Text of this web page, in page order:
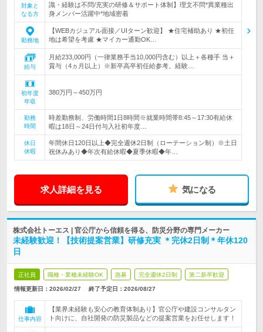
対象と
なる方
識・経験は不問/充実の研修＆サポート体制】理文不問*異業種出
身メンバー活躍中*地域密着
勤務地
【WEBカジュアル面接／UIターン歓迎】 ★住宅補助あり ★初任
地は希望を考慮 ★マイカー通勤OK…
給与
月給233,000円（一律業務手当10,000円含む）以上＋各種手 当＋
賞与（4ヵ月以上）※新卒高卒初任給参考。経験…
初年度
年収
380万円～450万円
勤務
時間
時差勤務制、労働時間1日8時間※就業時間帯8:45～17:30有給休
暇は18日～24日付与入社初年度…
休日
休暇
年間休日120日以上◆完全週休2日制（ローテーション制）※土日
祝休みあり◆年次有給休暇◆夏季休暇◆年…
求人詳細を見る 気になる
株式会社トーエス | 官公庁から信頼を得る、防災分野の専門メーカー
未経験歓迎！【技術提案営業】研修充実 ＊完休2日制＊年休120
日
正社員 職種・業種未経験OK 急募 完全週休2日制 第二新卒歓迎
情報更新日：2026/02/27 終了予定日： 2026/08/27
仕事内容
【業界未経験も安心の教育体制あり】官公庁や建設コンサルタン
ト向けに、自社開発の防災製品などの提案営業をお任せします！